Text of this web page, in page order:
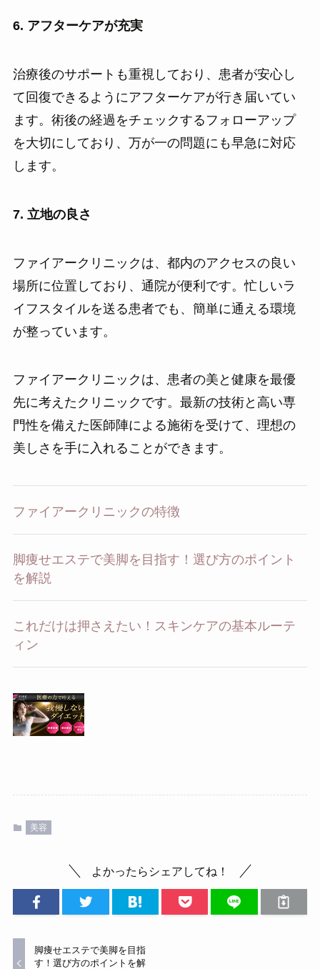
6. アフターケアが充実
治療後のサポートも重視しており、患者が安心し
て回復できるようにアフターケアが行き届いてい
ます。術後の経過をチェックするフォローアップ
を大切にしており、万が一の問題にも早急に対応
します。
7. 立地の良さ
ファイアークリニックは、都内のアクセスの良い
場所に位置しており、通院が便利です。忙しいラ
イフスタイルを送る患者でも、簡単に通える環境
が整っています。
ファイアークリニックは、患者の美と健康を最優
先に考えたクリニックです。最新の技術と高い専
門性を備えた医師陣による施術を受けて、理想の
美しさを手に入れることができます。
ファイアークリニックの特徴
脚痩せエステで美脚を目指す！選び方のポイント
を解説
これだけは押さえたい！スキンケアの基本ルーテ
ィン
美容
よかったらシェアしてね！
脚痩せエステで美脚を目指
す！選び方のポイントを解